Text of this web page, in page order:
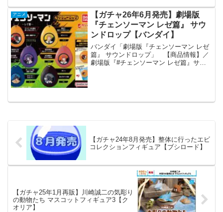
アニメ
【ガチャ26年6月発売】劇場版
『チェンソーマン レゼ篇』 サウ
ンドロップ【バンダイ】
バンダイ「劇場版『チェンソーマン レゼ
篇』 サウンドロップ」 【商品情報】／
劇場版『#チェンソーマン レゼ篇』サウ
【ガチャ24年8月発売】整体に行ったエビ
コレクションフィギュア【ブシロード】
【ガチャ25年1月再販】川崎誠二の気彫り
の動物たち マスコットフィギュア3【ク
オリア】